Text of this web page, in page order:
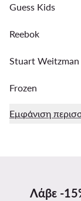
Guess Kids
Reebok
Stuart Weitzman
Frozen
Εμφάνιση
Λάβε -